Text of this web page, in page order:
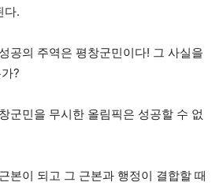
다.
공의 주역은 평창군민이다! 그 사실을
?
군민을 무시한 올림픽은 성공할 수 없
본이 되고 그 근본과 행정이 결합할 때